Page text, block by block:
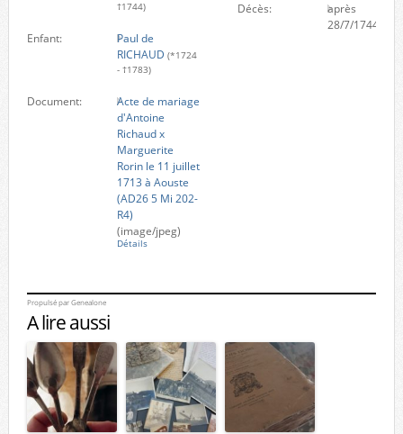
†1744)
Enfant:
Paul de
RICHAUD (*1724
- †1783)
Document:
Acte de mariage
d'Antoine
Richaud x
Marguerite
Rorin le 11 juillet
1713 à Aouste
(AD26 5 Mi 202-
R4)
(image/jpeg)
Détails
Décès:
après
28/7/1744
Propulsé par Genealone
A lire aussi